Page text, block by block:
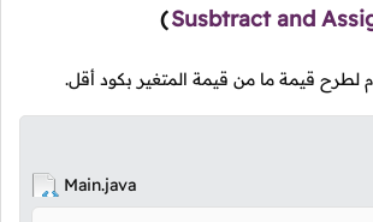
Susbtract and
)
لطرح قيمة ما من قيمة المتغير بكود أقل.
Main.java